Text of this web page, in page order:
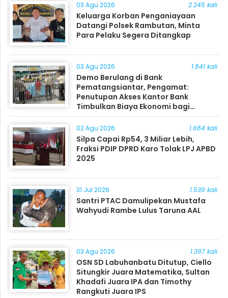
03 Agu 2026 2.245 kali
Keluarga Korban Penganiayaan
Datangi Polsek Rambutan, Minta
Para Pelaku Segera Ditangkap
03 Agu 2026 1.841 kali
Demo Berulang di Bank
Pematangsiantar, Pengamat:
Penutupan Akses Kantor Bank
Timbulkan Biaya Ekonomi bagi
Masyarakat
02 Agu 2026 1.684 kali
Silpa Capai Rp54, 3 Miliar Lebih,
Fraksi PDIP DPRD Karo Tolak LPJ APBD
2025
31 Jul 2026 1.539 kali
Santri PTAC Damulipekan Mustafa
Wahyudi Rambe Lulus Taruna AAL
03 Agu 2026 1.397 kali
OSN SD Labuhanbatu Ditutup, Ciello
Situngkir Juara Matematika, Sultan
Khadafi Juara IPA dan Timothy
Rangkuti Juara IPS